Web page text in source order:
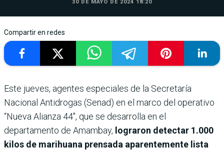
30 DE MAYO DE 2024 18:20
Compartir en redes
Este jueves, agentes especiales de la Secretaría
Nacional Antidrogas (Senad) en el marco del operativo
“Nueva Alianza 44″, que se desarrolla en el
departamento de Amambay, lograron detectar 1.000
kilos de marihuana prensada aparentemente lista